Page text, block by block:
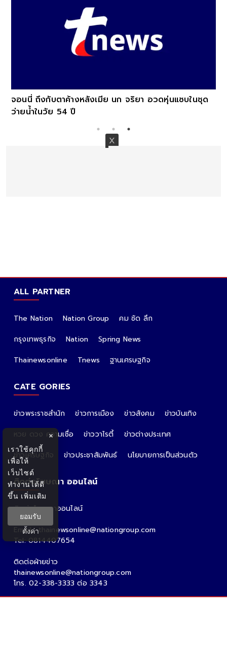
จอนนี่ ถึงกับตาค้างหลังเมีย นก จริยา อวดหุ่นแซบในชุด
ว่ายน้ำในวัย 54 ปี
ALL PARTNER
The Nation Nation Group
คม ชัด ลึก
กรุงเทพธุรกิจ
Nation
Spring News
Thainewsonline
Tnews ฐานเศรษฐกิจ
CATE GORIES
ข่าวพระราชสำนัก ข่าวการเมือง ข่าวสังคม
ข่าวบันเทิง
หวย ดวง ความเชื่อ
ข่าววาไรตี้
ข่าวต่างประเทศ
ข่าวเศรษฐกิจ
ข่าวประชาสัมพันธ์ นโยบายการเป็นส่วนตัว
ติดต่อโฆษณา ออนไลน์
ติดต่อโฆษณาออนไลน์
คุณอ้อ
Email : thainewsonline@nationgroup.com
Tel: 0814407654
ติดต่อฝ่ายข่าว
thainewsonline@nationgroup.com
โทร. 02-338-3333 ต่อ 3343
×
เราใช้คุกกี้
เพื่อให้
เว็บไซต์
ทำงานได้ดี
ขึ้น เพิ่มเติม
ยอมรับ
ตั้งค่า